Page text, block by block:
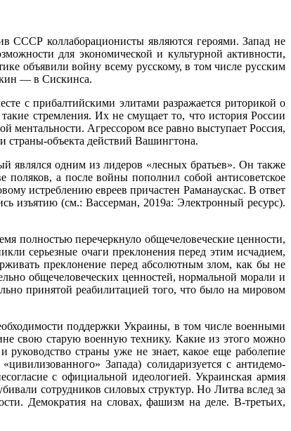
СССР кол­лаборационисты являются героями. Запад не
для экономической и культурной активно­сти,
объявили войну всему русскому, в том числе русским
— в Сискинса.
с прибалтий­скими элитами разражается риторикой о
стремления. Их не смущает то, что история России
ментальности. Агрессором все равно выступает Россия,
страны-объекта действий Вашингтона.
являлся одним из лидеров «лесных братьев». Он также
а после войны пополнил собой антисо­ветское
ис­треблению евреев причастен Раманаускас. В ответ
изъятию (см.: Вассерман, 2019a: Элек­тронный ресурс).
полностью перечеркнуло общечеловеческие ценности,
серьезные очаги преклонения перед этим исчади­ем,
преклонение перед абсолютным злом, как бы не
общечеловеческих ценностей, нормальной морали и
принятой реаби­литацией того, что было на мировом
поддержки Украины, в том числе военными
свою старую военную технику. Какие из этого можно
страны уже не знает, какое еще раболепие
Запада) солидаризуется с антидемо­
с официаль­ной идеологией. Украинская армия
сотрудников силовых структур. Но Литва вслед за
Демократия на словах, фашизм на деле. В-третьих,